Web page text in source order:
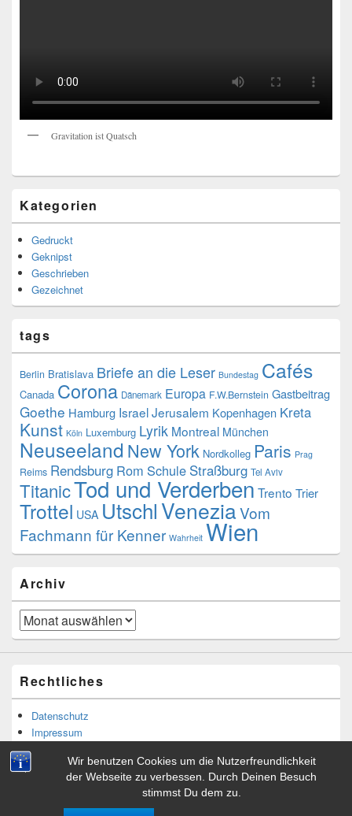
Wir benutzen Cookies um die Nutzerfreundlichkeit
der Webseite zu verbessen. Durch Deinen Besuch
stimmst Du dem zu.
Gravitation ist Quatsch
Kategorien
Gedruckt
Geknipst
Geschrieben
Gezeichnet
tags
Berlin Bratislava Briefe an die Leser Bundestag Cafés
Canada Corona Dänemark Europa F.W.Bernstein Gastbeitrag
Goethe Hamburg IsraelJerusalem Kopenhagen Kreta
Kunst Köln Luxemburg Lyrik Montreal München
Neuseeland New York Nordkolleg Paris Prag
Reims Rendsburg Rom Schule Straßburg Tel Aviv
TitanicTod und Verderben Trento Trier
Trottel USA UtschlVeneziaVom
Fachmann für Kenner Wahrheit Wien
Archiv
Archiv
Rechtliches
Datenschutz
Impressum
Tibor Rácskai. Alle Rechte vorbehalten.